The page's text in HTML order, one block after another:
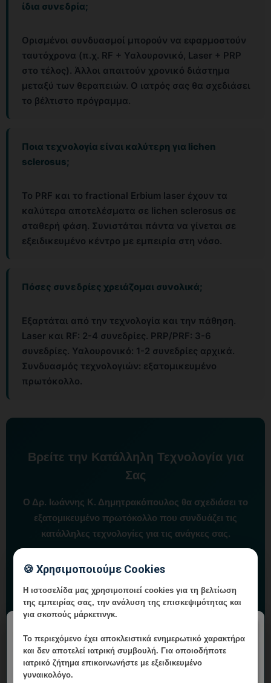
ίδια συνεδρία;
Ορισμένοι συνδυασμοί μπορούν να εφαρμοστούν
ταυτόχρονα (π.χ. RF + Υαλουρονικό, Laser + PRP
στο τέλος). Άλλοι απαιτούν χρονικό διάστημα
μεταξύ των θεραπειών. Ο ιατρός σας θα σχεδιάσει
το βέλτιστο πρόγραμμα.
Ποια τεχνολογία είναι καλύτερη για lichen
sclerosus;
Το PRF και το fractional Erbium laser έχουν τα
καλύτερα αποτελέσματα σε lichen sclerosus σε
σταθερή φάση. Συνιστάται πάντα να γίνεται σε
εξειδικευμένο κέντρο με εμπειρία στη νόσο.
Πόσες συνεδρίες χρειάζομαι συνολικά;
Εξαρτάται από την τεχνολογία και την πάθηση.
Laser και RF: 2-4 συνεδρίες. PRP/PRF: 3-6
συνεδρίες. Υαλουρονικό: 1-2 συνεδρίες αρχικά.
Συνδυασμός τεχνολογιών: εξατομικευμένο
πρωτόκολλο.
Βρείτε την Κατάλληλη Τεχνολογία για
Σας
Ο Δρ. Ιωάννης Κ. Δημητρακόπουλος θα σχεδιάσει το
εξατομικευμένο πρωτόκολλο που συνδυάζει τις
κατάλληλες τεχνολογίες για τις ανάγκες σας.
Vital WomanHood Clinic| Λεωφ. Δημ. Γούναρη 196,
📞 210 6716126 | 6985 646 410
Κλείστε Ραντεβού
🍪 Χρησιμοποιούμε Cookies
Η ιστοσελίδα μας χρησιμοποιεί cookies για τη βελτίωση
της εμπειρίας σας, την ανάλυση της επισκεψιμότητας και
για σκοπούς μάρκετινγκ.
Το περιεχόμενο έχειαποκλειστικά ενημερωτικό χαρακτήρα
και δεν αποτελεί ιατρική συμβουλή. Για οποιοδήποτε
ιατρικό ζήτημα επικοινωνήστε με εξειδικευμένο
γυναικολόγο.